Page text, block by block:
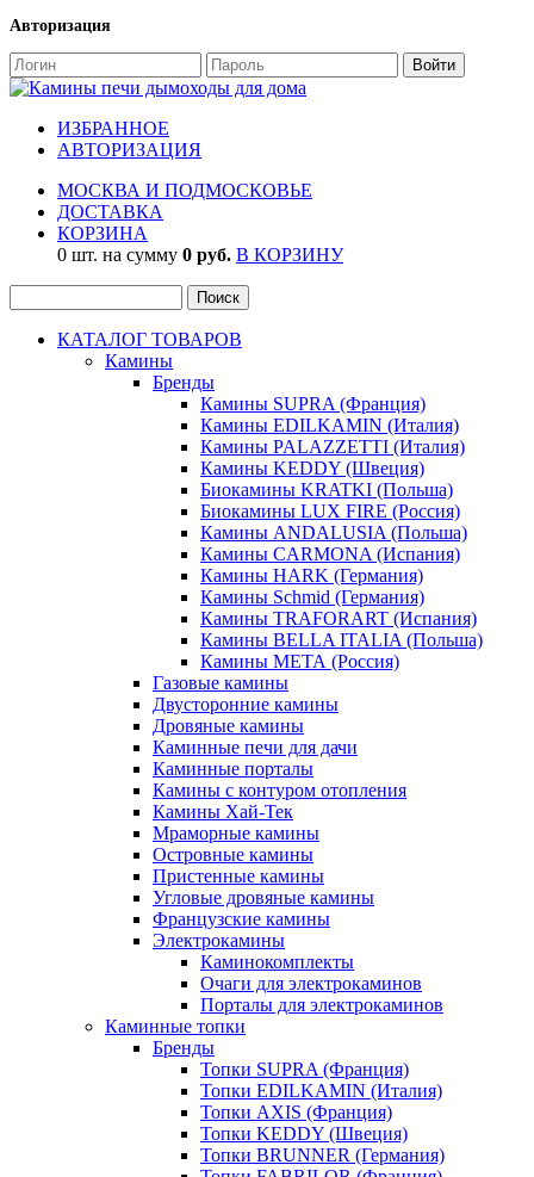
Авторизация
ИЗБРАННОЕ
АВТОРИЗАЦИЯ
МОСКВА И ПОДМОСКОВЬЕ
ДОСТАВКА
КОРЗИНА
0 шт. на сумму 0 руб. В КОРЗИНУ
КАТАЛОГ ТОВАРОВ
Камины
Бренды
Камины SUPRA (Франция)
Камины EDILKAMIN (Италия)
Камины PALAZZETTI (Италия)
Камины KEDDY (Швеция)
Биокамины KRATKI (Польша)
Биокамины LUX FIRE (Россия)
Камины ANDALUSIA (Польша)
Камины CARMONA (Испания)
Камины HARK (Германия)
Камины Schmid (Германия)
Камины TRAFORART (Испания)
Камины BELLA ITALIA (Польша)
Камины МЕТА (Россия)
Газовые камины
Двусторонние камины
Дровяные камины
Каминные печи для дачи
Каминные порталы
Камины с контуром отопления
Камины Хай-Тек
Мраморные камины
Островные камины
Пристенные камины
Угловые дровяные камины
Французские камины
Электрокамины
Каминокомплекты
Очаги для электрокаминов
Порталы для электрокаминов
Каминные топки
Бренды
Топки SUPRA (Франция)
Топки EDILKAMIN (Италия)
Топки AXIS (Франция)
Топки KEDDY (Швеция)
Топки BRUNNER (Германия)